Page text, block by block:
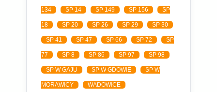
134 SP 14 SP 149 SP 156 SP
18 SP 20 SP 26 SP 29 SP 30
SP 41 SP 47 SP 66 SP 72 SP
77 SP 8 SP 86 SP 97 SP 98
SP W GAJU SP W GDOWIE SP W
MORAWICY WADOWICE